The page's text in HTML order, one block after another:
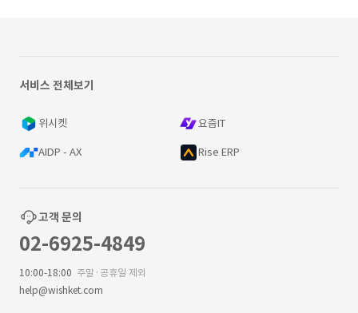
서비스 전체보기
위시켓 요즘IT
AIDP - AX Rise ERP
고객 문의
02-6925-4849
10:00-18:00 주말·공휴일 제외
help@wishket.com